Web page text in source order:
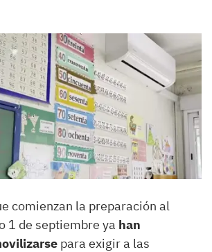
comienzan la preparación al
1 de septiembre ya han
para exigir a las